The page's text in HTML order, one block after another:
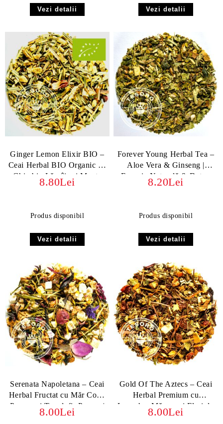
Vezi detalii Vezi detalii
Ginger Lemon Elixir BIO –
Ceai Herbal BIO Organic cu
Ghimbir, Lămâie și Menta
8.80Lei
Produs disponibil
Vezi detalii
Forever Young Herbal Tea –
Aloe Vera & Ginseng |
Energie Naturală & Detox
8.20Lei
Produs disponibil
Vezi detalii
Serenata Napoletana – Ceai
Herbal Fructat cu Măr Copt,
Papaya și Trandafir Persan |
Fără Teină, Ideal pentru
8.00Lei
Gold Of The Aztecs – Ceai
Herbal Premium cu
Lapacho, Măceșe și Flori de
Tei
8.00Lei